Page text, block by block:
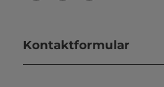
Kontaktformular